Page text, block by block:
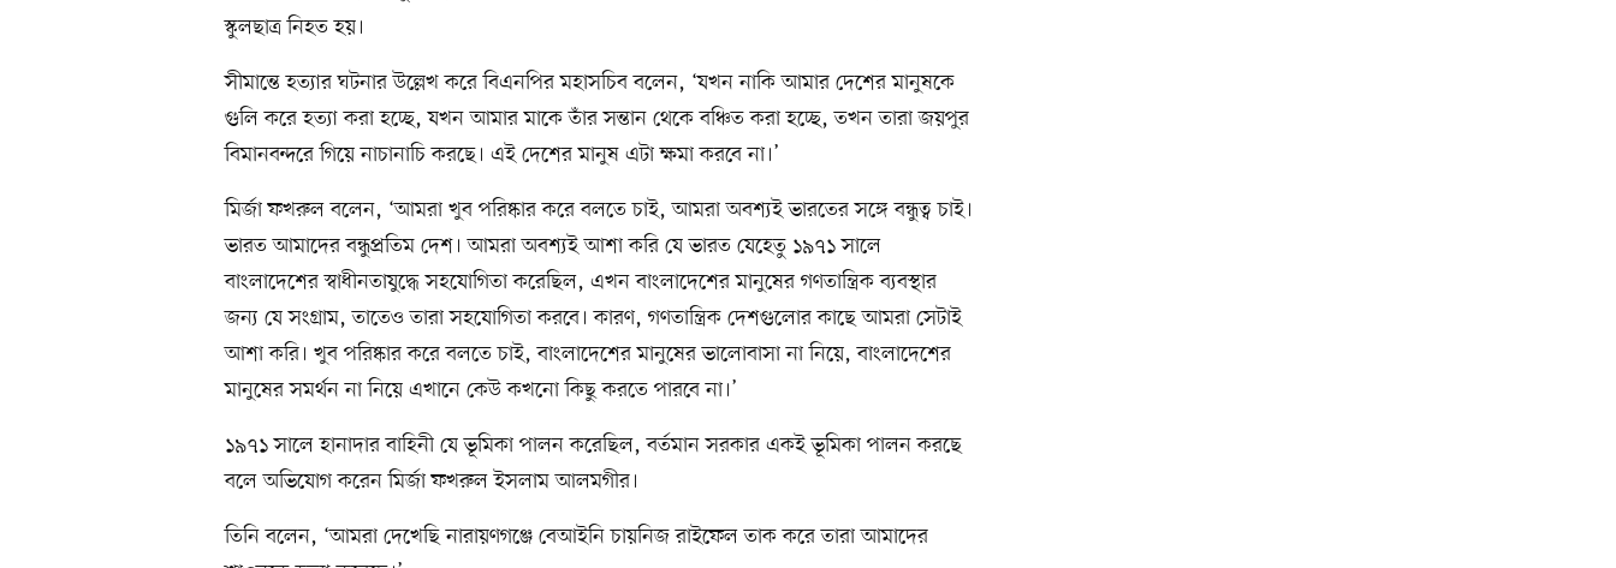
স্কুলছাত্র নিহত হয়।
সীমান্তে হত্যার ঘটনার উল্লেখ করে বিএনপির মহাসচিব বলেন, ‘যখন নাকি আমার দেশের মানুষকে
গুলি করে হত্যা করা হচ্ছে, যখন আমার মাকে তাঁর সন্তান থেকে বঞ্চিত করা হচ্ছে, তখন তারা জয়পুর
বিমানবন্দরে গিয়ে নাচানাচি করছে। এই দেশের মানুষ এটা ক্ষমা করবে না।’
মির্জা ফখরুল বলেন, ‘আমরা খুব পরিষ্কার করে বলতে চাই, আমরা অবশ্যই ভারতের সঙ্গে বন্ধুত্ব চাই।
ভারত আমাদের বন্ধুপ্রতিম দেশ। আমরা অবশ্যই আশা করি যে ভারত যেহেতু ১৯৭১ সালে
বাংলাদেশের স্বাধীনতাযুদ্ধে সহযোগিতা করেছিল, এখন বাংলাদেশের মানুষের গণতান্ত্রিক ব্যবস্থার
জন্য যে সংগ্রাম, তাতেও তারা সহযোগিতা করবে। কারণ, গণতান্ত্রিক দেশগুলোর কাছে আমরা সেটাই
আশা করি। খুব পরিষ্কার করে বলতে চাই, বাংলাদেশের মানুষের ভালোবাসা না নিয়ে, বাংলাদেশের
মানুষের সমর্থন না নিয়ে এখানে কেউ কখনো কিছু করতে পারবে না।’
১৯৭১ সালে হানাদার বাহিনী যে ভূমিকা পালন করেছিল, বর্তমান সরকার একই ভূমিকা পালন করছে
বলে অভিযোগ করেন মির্জা ফখরুল ইসলাম আলমগীর।
তিনি বলেন, ‘আমরা দেখেছি নারায়ণগঞ্জে বেআইনি চায়নিজ রাইফেল তাক করে তারা আমাদের